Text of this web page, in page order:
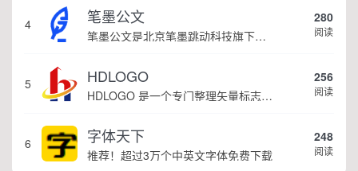
4 笔墨公文
笔墨公文是北京笔墨跳动科技旗下垂直公文赛道 AIGC 创作平台，深耕体制公文专业场景，依托海量标准公文语料训练专属大模型。平台整合 AI 公文生成、全维度智能校对、范文库、实时更新素材库、标准化公文模板五大核心板块，兼顾公文快速撰写、文稿合...
280
阅读
5 HDLOGO
HDLOGO 是一个专门整理矢量标志和图标的网站，提供各类品牌和公司的矢量标志下载服务，主要面向设计师、营销人员和企业用户，帮他们获取高质量的品牌标识资源。
256
阅读
6 字体天下
推荐！超过3万个中英文字体免费下载
248
阅读